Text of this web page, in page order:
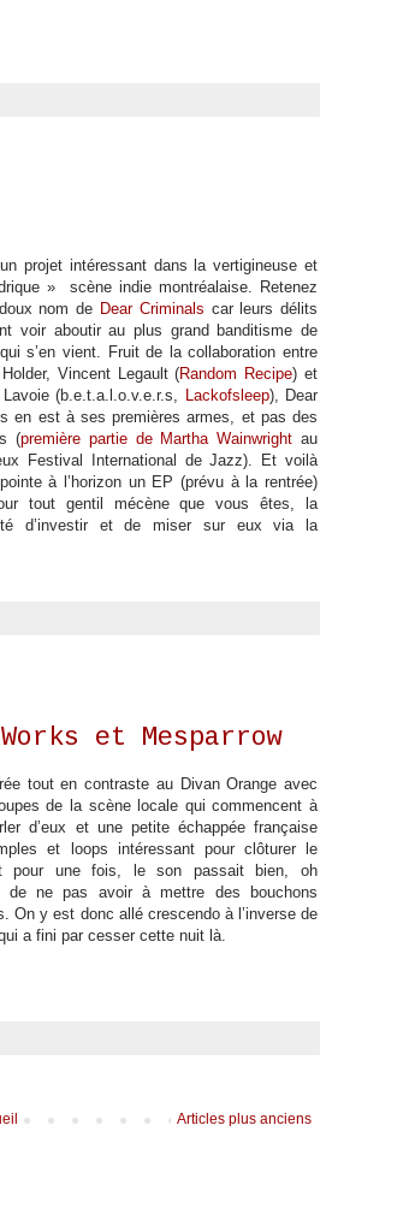
projet intéressant dans la vertigineuse et
»
scène indie montréalaise. Retenez
nom de Dear Criminals car leurs délits
voir aboutir au plus grand banditisme de
qui s’en vient. Fruit de la collaboration entre
Holder, Vincent Legault (Random Recipe) et
(b.e.t.a.l.o.v.e.r.s,
Lackofsleep), Dear
en est à ses premières armes, et pas des
(première partie de Martha Wainwright au
Festival International de Jazz). Et voilà
à l’horizon un EP (prévu à la rentrée)
tout gentil mécène que vous êtes, la
d’investir et de miser sur eux via la
et Mesparrow
tout en contraste au Divan Orange avec
de la scène locale qui commencent à
d’eux et une petite échappée française
et loops intéressant pour clôturer le
pour une fois, le son passait bien, oh
de ne pas avoir à mettre des bouchons
On y est donc allé crescendo à l’inverse de
a fini par cesser cette nuit là.
Articles plus anciens